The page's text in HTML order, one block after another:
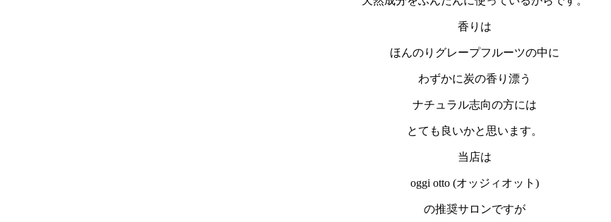
香りは
ほんのりグレープフルーツの中に
わずかに炭の香り漂う
ナチュラル志向の方には
とても良いかと思います。
当店は
oggi otto (オッジィオット)
の推奨サロンですが